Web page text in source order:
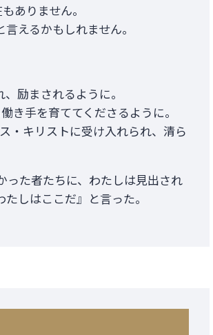
ありません。
えるかもしれません。
励まされるように。
き手を育ててくださるように。
・キリストに受け入れられ、清ら
った者たちに、わたしは見出され
しはここだ』と言った。